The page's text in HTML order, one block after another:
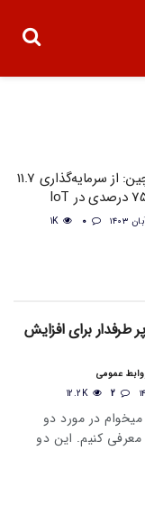
آمار و واقعیت‌های بلاک‌چین: از سرمایه‌گذاری 11.7
1K
برای افزایش
عمومی
12.2K
میخوام در مورد دو
کنیم. این دو